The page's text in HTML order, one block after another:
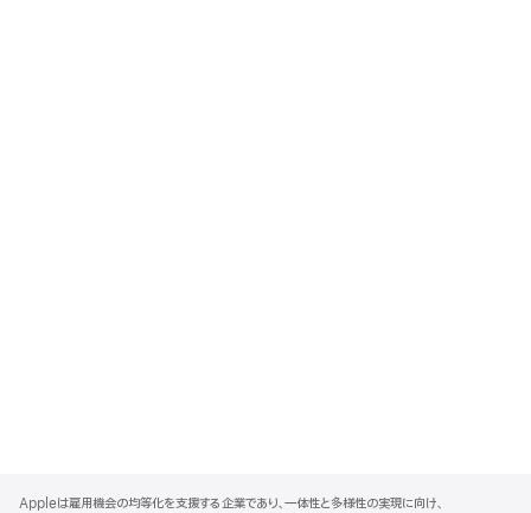
p
Appleは雇用機会の均等化を支援する企業であり、一体性と多様性の実現に向け、